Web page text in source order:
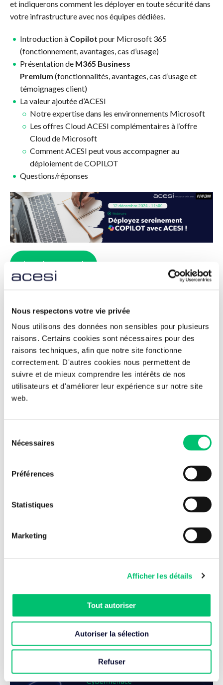
Nous respectons votre vie privée
Nous utilisons des données non sensibles pour plusieurs
raisons. Certains cookies sont nécessaires pour des
raisons techniques, afin que notre site fonctionne
correctement. D'autres cookies nous permettent de
suivre et de mieux comprendre les intérêts de nos
utilisateurs et d'améliorer leur expérience sur notre site
web.
Nécessaires
Préférences
Statistiques
Marketing
Afficher les détails
Tout autoriser
Autoriser la sélection
Refuser
et indiquerons comment les déployer en toute sécurité dans
votre infrastructure avec nos équipes dédiées.
Introduction à Copilot pour Microsoft 365
(fonctionnement, avantages, cas d’usage)
Présentation de M365 Business
Premium (fonctionnalités, avantages, cas d’usage et
témoignages client)
La valeur ajoutée d’ACESI
Notre expertise dans les environnements Microsoft
Les offres Cloud ACESI complémentaires à l’offre
Cloud de Microsoft
Comment ACESI peut vous accompagner au
déploiement de COPILOT
Questions/réponses
Inscrivez-vous !
Partager l'article
Retour aux actualités
Lire l'article